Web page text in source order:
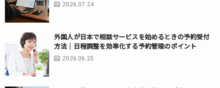
2026.07.24
外国人が日本で相談サービスを始めるときの予約受付
方法｜日程調整を効率化する予約管理のポイント
2026.06.25